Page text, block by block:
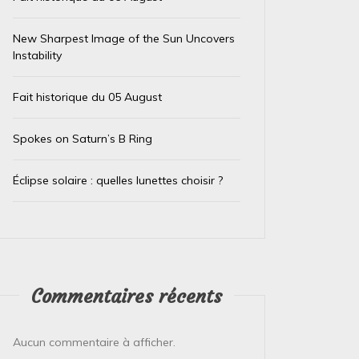
New Sharpest Image of the Sun Uncovers
Instability
Fait historique du 05 August
Spokes on Saturn’s B Ring
Éclipse solaire : quelles lunettes choisir ?
Commentaires récents
Aucun commentaire à afficher.